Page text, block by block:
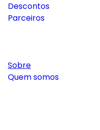
Descontos
Parceiros
Sobre
Quem somos